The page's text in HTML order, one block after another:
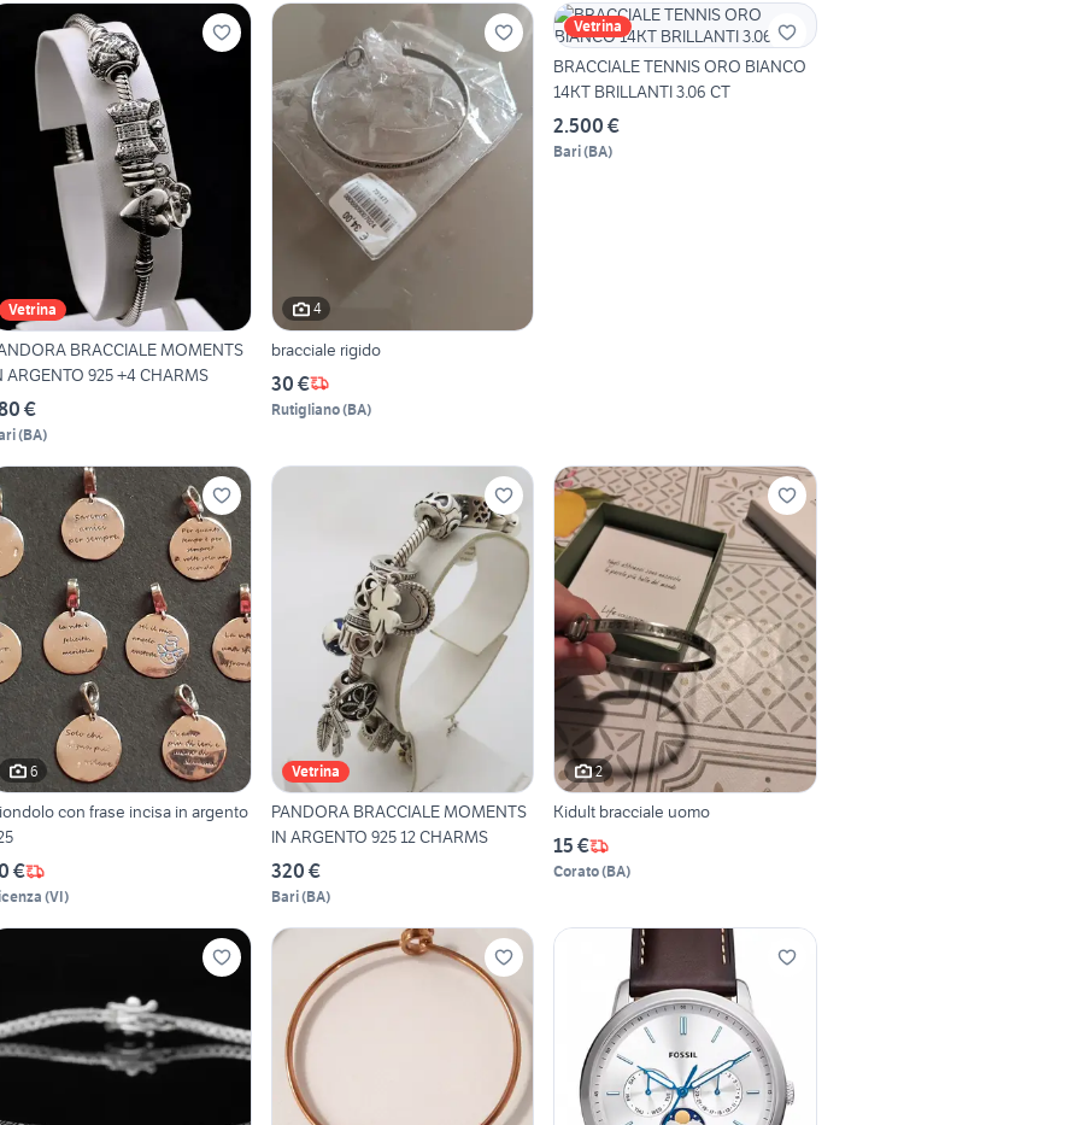
Vetrina
BRACCIALE MOMENTS
ARGENTO 925 +4 CHARMS
€
(BA)
4
bracciale rigido
30 €
Rutigliano(BA)
Vetrina
BRACCIALE TENNIS ORO BIANCO
14KT BRILLANTI 3.06 CT
2.500 €
Bari(BA)
6
con frase incisa in argento
€
(VI)
Vetrina
PANDORA BRACCIALE MOMENTS
IN ARGENTO 925 12 CHARMS
320 €
Bari(BA)
2
Kidult bracciale uomo
15 €
Corato(BA)